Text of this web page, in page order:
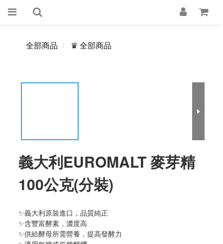
全部商品 ♛ 全部商品
義大利EUROMALT 麥芽精
100公克(分裝)
✨義大利原裝進口，品質純正
✨含豐富酵素，濃度高
✨供給酵母所需營養，提高發酵力